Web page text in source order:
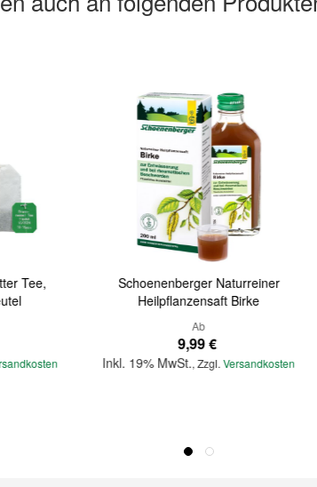
Tee,
Schoenenberger Naturreiner
Heilpflanzensaft Birke
Ab
9,99 €
Inkl. 19% MwSt.,Zzgl.Versandkosten